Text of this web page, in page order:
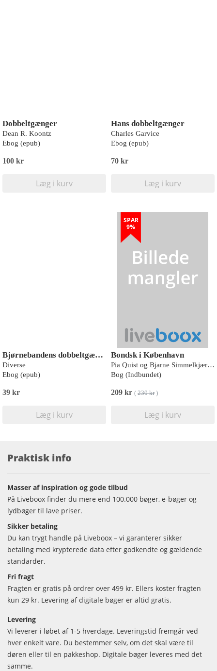
Dobbeltgænger
Dean R. Koontz
Ebog (epub)
100 kr
Læg i kurv
Hans dobbeltgænger
Charles Garvice
Ebog (epub)
70 kr
Læg i kurv
Bjørnebandens dobbeltgænger
Diverse
Ebog (epub)
39 kr
Læg i kurv
SPAR
9%
Bondsk i København
Pia Quist og Bjarne Simmelkjær Sandgaard Hansen
Bog (Indbundet)
209 kr ( 230 kr)
Læg i kurv
Praktisk info
Masser af inspiration og gode tilbud
På Liveboox finder du mere end 100.000 bøger, e-bøger og
lydbøger til lave priser.
Sikker betaling
Du kan trygt handle på Liveboox – vi garanterer sikker
betaling med krypterede data efter godkendte og gældende
standarder.
Fri fragt
Fragten er gratis på ordrer over 499 kr. Ellers koster fragten
kun 29 kr. Levering af digitale bøger er altid gratis.
Levering
Vi leverer i løbet af 1-5 hverdage. Leveringstid fremgår ved
hver enkelt vare. Du bestemmer selv, om det skal være til
døren eller til en pakkeshop. Digitale bøger leveres med det
samme.